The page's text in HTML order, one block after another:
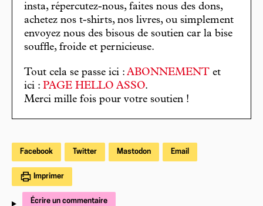
insta, répercutez-nous, faites nous des dons,
achetez nos t-shirts, nos livres, ou simplement
envoyez nous des bisous de soutien car la bise
souffle, froide et pernicieuse.
Tout cela se passe ici : ABONNEMENT et
ici : PAGE HELLO ASSO.
Merci mille fois pour votre soutien !
Facebook Twitter Mastodon Email
Imprimer
Écrire un commentaire